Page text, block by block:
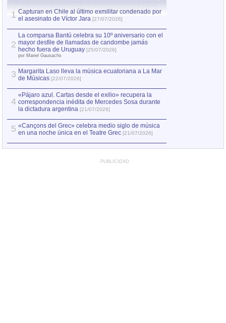
1 Capturan en Chile al último exmilitar condenado por
el asesinato de Víctor Jara [27/07/2026]
2
La comparsa Bantú celebra su 10º aniversario con el
mayor desfile de llamadas de candombe jamás
hecho fuera de Uruguay [25/07/2026]
por Manel Gausachs
3 Margarita Laso lleva la música ecuatoriana a La Mar
de Músicas [22/07/2026]
4
«Pájaro azul. Cartas desde el exilio» recupera la
correspondencia inédita de Mercedes Sosa durante
la dictadura argentina [21/07/2026]
5 «Cançons del Grec» celebra medio siglo de música
en una noche única en el Teatre Grec [21/07/2026]
PUBLICIDAD